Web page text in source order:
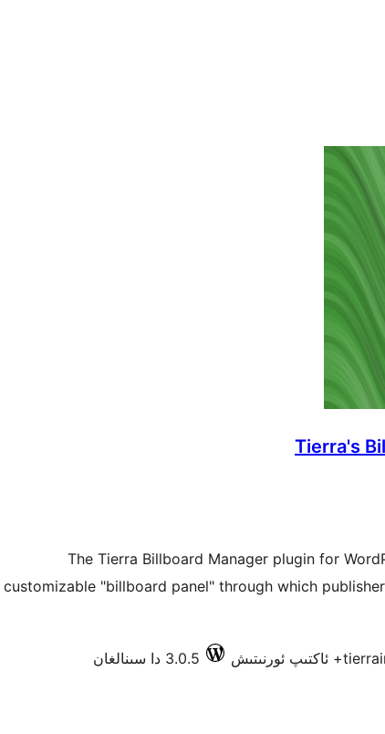
Tierra's
The Tierra Billboard Manager plugin for
customizable "billboard panel" through which
3.0.5 دا سىنالغان